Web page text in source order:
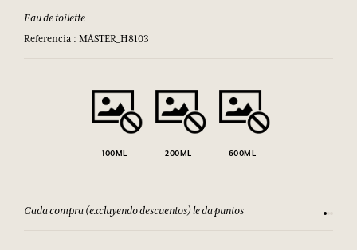
Eau de toilette
Referencia : MASTER_H8103
100ML 200ML 600ML
Cada compra (excluyendo descuentos) le da puntos